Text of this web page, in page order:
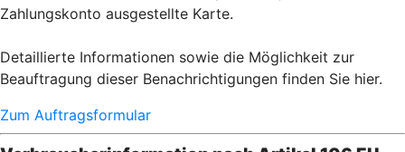
Zahlungskonto ausgestellte Karte.
Detaillierte Informationen sowie die Möglichkeit zur
Beauftragung dieser Benachrichtigungen finden Sie hier.
Zum Auftragsformular